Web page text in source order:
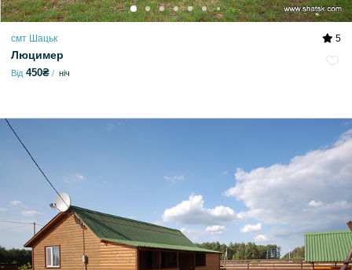
смт Шацьк 5
Люцимер
Від 450₴ ніч